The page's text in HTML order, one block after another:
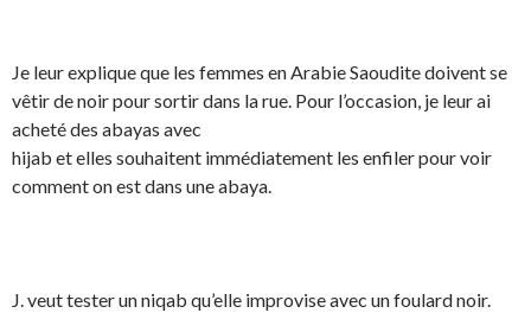
Je leur explique que les femmes en Arabie Saoudite doivent se
vêtir de noir pour sortir dans la rue. Pour l’occasion, je leur ai
acheté des abayas avec
hijab et elles souhaitent immédiatement les enfiler pour voir
comment on est dans une abaya.
J. veut tester un niqab qu’elle improvise avec un foulard noir.